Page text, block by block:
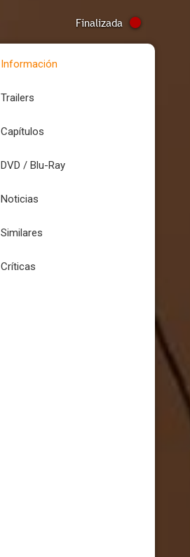
Finalizada
Información
Trailers
Capítulos
DVD / Blu-Ray
Noticias
Similares
Críticas